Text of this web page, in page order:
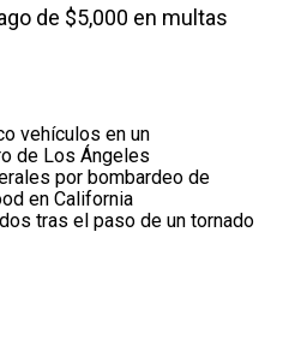
de $5,000 en multas
vehículos en un
de Los Ángeles
por bombardeo de
en California
tras el paso de un tornado